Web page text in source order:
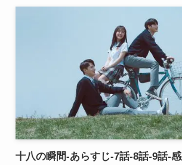
十八の瞬間-あらすじ-7話-8話-9話-